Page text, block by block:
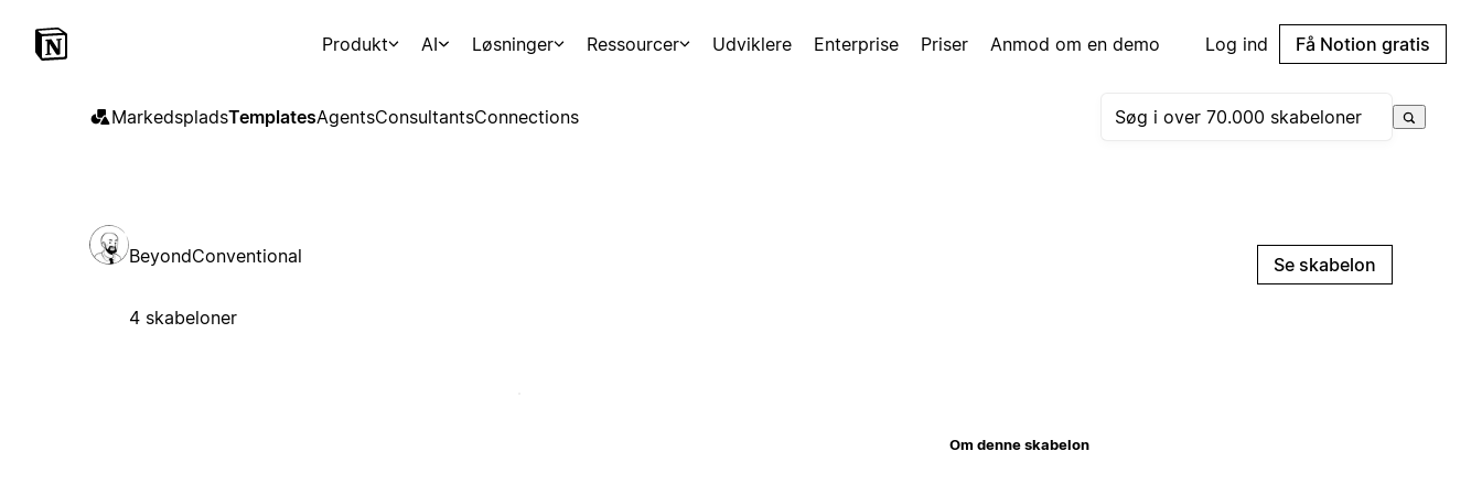
Produkt AI Løsninger Ressourcer Udviklere Enterprise Priser Anmod om en demo Log ind Få Notion gratis
MarkedspladsTemplatesAgentsConsultantsConnections
BeyondConventional
4 skabeloner
Se skabelon
Om denne skabelon